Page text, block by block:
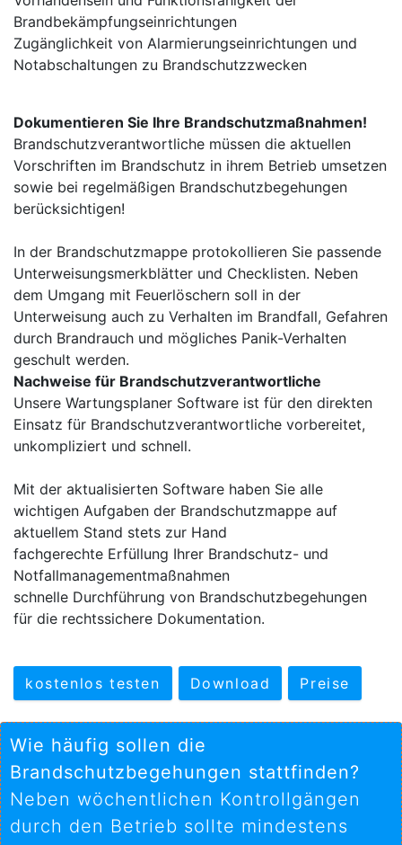
Brandbekämpfungseinrichtungen
Zugänglichkeit von Alarmierungseinrichtungen und
Notabschaltungen zu Brandschutzzwecken
Dokumentieren Sie Ihre Brandschutzmaßnahmen!
Brandschutzverantwortliche müssen die aktuellen
Vorschriften im Brandschutz in ihrem Betrieb umsetzen
sowie bei regelmäßigen Brandschutzbegehungen
berücksichtigen!
In der Brandschutzmappe protokollieren Sie passende
Unterweisungsmerkblätter und Checklisten. Neben
dem Umgang mit Feuerlöschern soll in der
Unterweisung auch zu Verhalten im Brandfall, Gefahren
durch Brandrauch und mögliches Panik-Verhalten
geschult werden.
Nachweise für Brandschutzverantwortliche
Unsere Wartungsplaner Software ist für den direkten
Einsatz für Brandschutzverantwortliche vorbereitet,
unkompliziert und schnell.
Mit der aktualisierten Software haben Sie alle
wichtigen Aufgaben der Brandschutzmappe auf
aktuellem Stand stets zur Hand
fachgerechte Erfüllung Ihrer Brandschutz- und
Notfallmanagementmaßnahmen
schnelle Durchführung von Brandschutzbegehungen
für die rechtssichere Dokumentation.
kostenlos testen Download Preise
Wie häufig sollen die
Brandschutzbegehungen stattfinden?
Neben wöchentlichen Kontrollgängen
durch den Betrieb sollte mindestens